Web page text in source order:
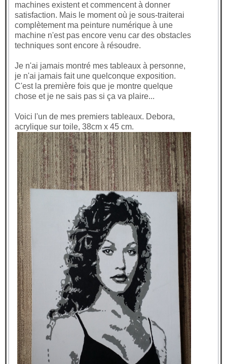
machines existent et commencent à donner
satisfaction. Mais le moment où je sous-traiterai
complètement ma peinture numérique à une
machine n'est pas encore venu car des obstacles
techniques sont encore à résoudre.
Je n'ai jamais montré mes tableaux à personne,
je n'ai jamais fait une quelconque exposition.
C'est la première fois que je montre quelque
chose et je ne sais pas si ça va plaire...
Voici l'un de mes premiers tableaux. Debora,
acrylique sur toile, 38cm x 45 cm.